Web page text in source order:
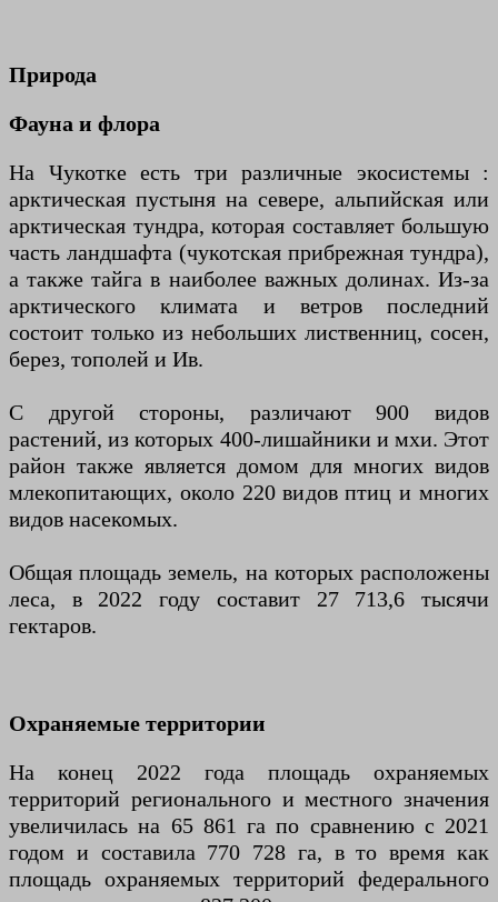
Природа
Фауна и флора
На Чукотке есть три различные экосистемы :
арктическая пустыня на севере, альпийская или
арктическая тундра, которая составляет большую
часть ландшафта (чукотская прибрежная тундра),
а также тайга в наиболее важных долинах. Из-за
арктического климата и ветров последний
состоит только из небольших лиственниц, сосен,
берез, тополей и Ив.
С другой стороны, различают 900 видов
растений, из которых 400-лишайники и мхи. Этот
район также является домом для многих видов
млекопитающих, около 220 видов птиц и многих
видов насекомых.
Общая площадь земель, на которых расположены
леса, в 2022 году составит 27 713,6 тысячи
гектаров.
Охраняемые территории
На конец 2022 года площадь охраняемых
территорий регионального и местного значения
увеличилась на 65 861 га по сравнению с 2021
годом и составила 770 728 га, в то время как
площадь охраняемых территорий федерального